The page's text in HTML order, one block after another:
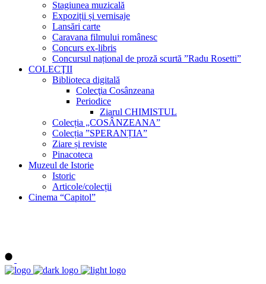
Stagiunea muzicală
Expoziții și vernisaje
Lansări carte
Caravana filmului românesc
Concurs ex-libris
Concursul național de proză scurtă ”Radu Rosetti”
COLECŢII
Biblioteca digitală
Colecţia Cosânzeana
Periodice
Ziarul CHIMISTUL
Colecția „COSÂNZEANA”
Colecția ”SPERANȚIA”
Ziare și reviste
Pinacoteca
Muzeul de Istorie
Istoric
Articole/colecții
Cinema “Capitol”